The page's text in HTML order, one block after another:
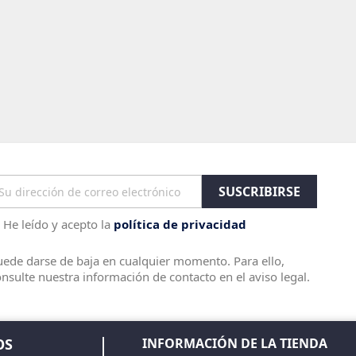
He leído y acepto la política de privacidad
darse de baja en cualquier momento. Para ello,
nuestra información de contacto en el aviso legal.
INFORMACIÓN DE LA TIENDA